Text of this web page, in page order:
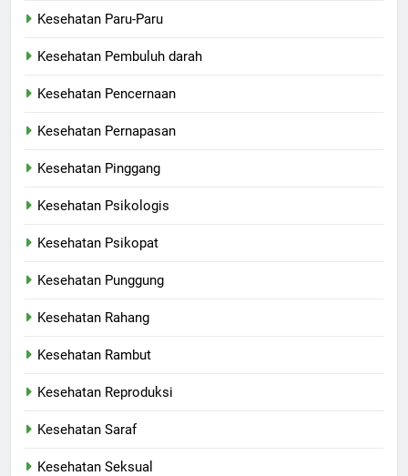
Kesehatan Paru-Paru
Kesehatan Pembuluh darah
Kesehatan Pencernaan
Kesehatan Pernapasan
Kesehatan Pinggang
Kesehatan Psikologis
Kesehatan Psikopat
Kesehatan Punggung
Kesehatan Rahang
Kesehatan Rambut
Kesehatan Reproduksi
Kesehatan Saraf
Kesehatan Seksual